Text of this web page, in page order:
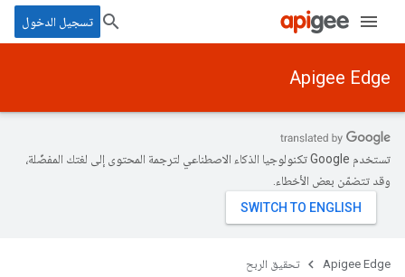
تسجيل الدخول
Apigee Edge
تستخدم Google تكنولوجيا الذكاء الاصطناعي لترجمة المحتوى إلى لغتك المفضّلة،
وقد تتضمّن بعض الأخطاء.
Apigee Edge تحقيق الربح